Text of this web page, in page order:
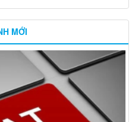
MỚI